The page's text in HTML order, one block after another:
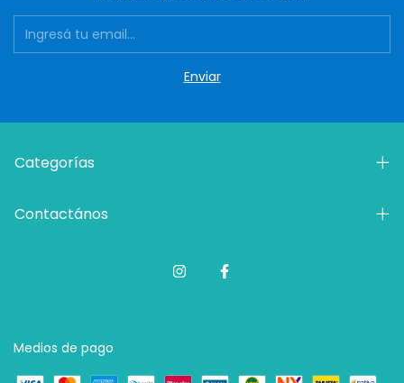
Categorías
Contactános
Medios de pago